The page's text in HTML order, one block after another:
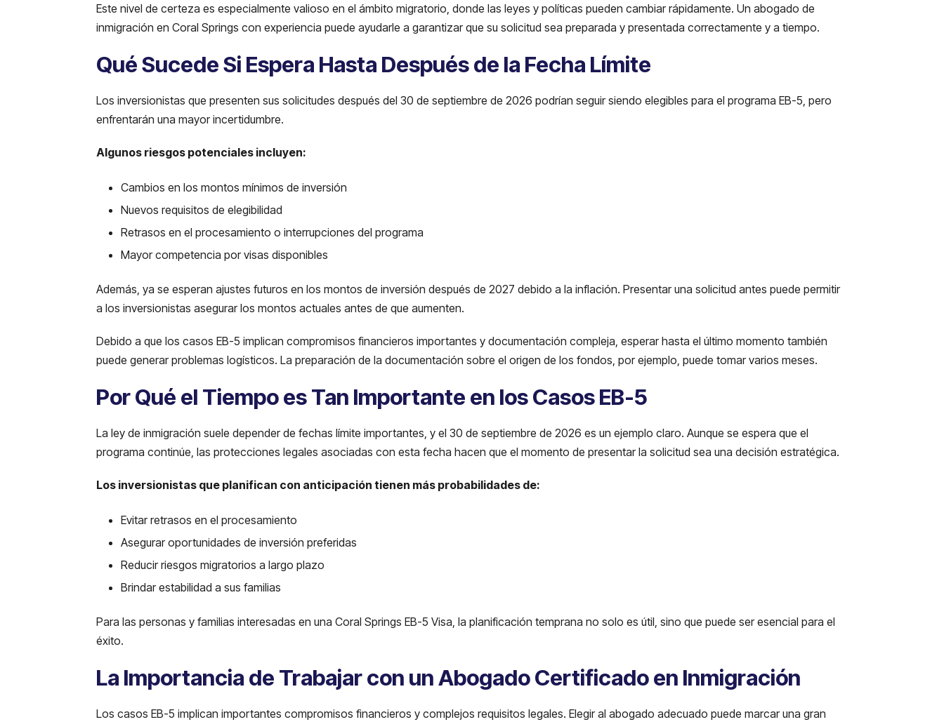
Este nivel de certeza es especialmente valioso en el ámbito migratorio, donde las leyes y políticas pueden cambiar rápidamente. Un abogado de
inmigración en Coral Springs con experiencia puede ayudarle a garantizar que su solicitud sea preparada y presentada correctamente y a tiempo.
Qué Sucede Si Espera Hasta Después de la Fecha Límite
Los inversionistas que presenten sus solicitudes después del 30 de septiembre de 2026 podrían seguir siendo elegibles para el programa EB-5, pero
enfrentarán una mayor incertidumbre.
Algunos riesgos potenciales incluyen:
Cambios en los montos mínimos de inversión
Nuevos requisitos de elegibilidad
Retrasos en el procesamiento o interrupciones del programa
Mayor competencia por visas disponibles
Además, ya se esperan ajustes futuros en los montos de inversión después de 2027 debido a la inflación. Presentar una solicitud antes puede permitir
a los inversionistas asegurar los montos actuales antes de que aumenten.
Debido a que los casos EB-5 implican compromisos financieros importantes y documentación compleja, esperar hasta el último momento también
puede generar problemas logísticos. La preparación de la documentación sobre el origen de los fondos, por ejemplo, puede tomar varios meses.
Por Qué el Tiempo es Tan Importante en los Casos EB-5
La ley de inmigración suele depender de fechas límite importantes, y el 30 de septiembre de 2026 es un ejemplo claro. Aunque se espera que el
programa continúe, las protecciones legales asociadas con esta fecha hacen que el momento de presentar la solicitud sea una decisión estratégica.
Los inversionistas que planifican con anticipación tienen más probabilidades de:
Evitar retrasos en el procesamiento
Asegurar oportunidades de inversión preferidas
Reducir riesgos migratorios a largo plazo
Brindar estabilidad a sus familias
Para las personas y familias interesadas en una Coral Springs EB-5 Visa, la planificación temprana no solo es útil, sino que puede ser esencial para el
éxito.
La Importancia de Trabajar con un Abogado Certificado en Inmigración
Los casos EB-5 implican importantes compromisos financieros y complejos requisitos legales. Elegir al abogado adecuado puede marcar una gran